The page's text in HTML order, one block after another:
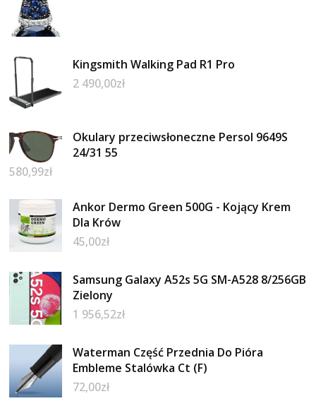
Kingsmith Walking Pad R1 Pro
2 490,00zł
Okulary przeciwsłoneczne Persol 9649S
24/31 55
580,99zł
Ankor Dermo Green 500G - Kojący Krem
Dla Krów
45,00zł
Samsung Galaxy A52s 5G SM-A528 8/256GB
Zielony
1 956,52zł
Waterman Część Przednia Do Pióra
Embleme Stalówka Ct (F)
72,00zł